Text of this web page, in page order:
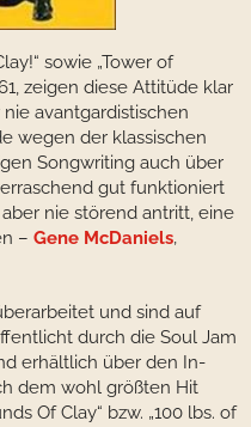
sowie „Tower of
zeigen diese Attitüde klar
avantgardistischen
wegen der klassischen
Songwriting auch über
gut funktioniert
nie störend antritt, eine
– Gene McDaniels‚
und sind auf
durch die Soul Jam
erhältlich über den In-
dem wohl größten Hit
Of Clay“ bzw. „100 lbs. of